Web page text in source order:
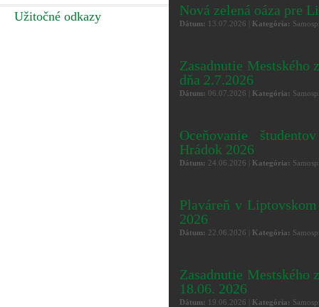
Užitočné odkazy Nová zelená oáza pre
Dátum: 13.07.2026 | Kategória:
Zasadnutie
dňa 2.7.2026
Dátum: 06.07.2026 | Kategória:
Oceňovanie
Hrádok 2026
Dátum: 24.06.2026 | Kategória:
Plaváreň v
2026
Dátum: 22.06.2026 | Kategória:
Zasadnutie
18.06. 2026
Dátum: 19.06.2026 | Kategória: